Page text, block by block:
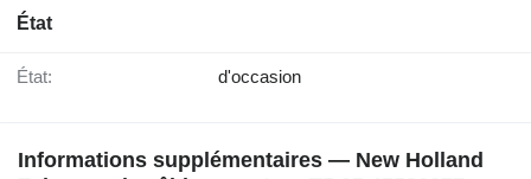
État
État: d'occasion
Informations supplémentaires — New Holland